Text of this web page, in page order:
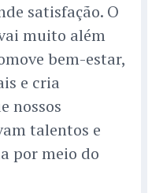
satisfação. O
muito além
bem-estar,
e cria
nossos
talentos e
por meio do